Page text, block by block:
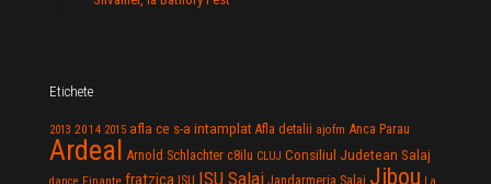
Etichete
2013 2014 2015 afla ce s-a intamplat Afla detalii ajofm Anca Parau
Ardeal Arnold Schlachter c8ilu CLUJ Consiliul Judetean Salaj
ISU Salaj Jandarmeria Salaj Jibou